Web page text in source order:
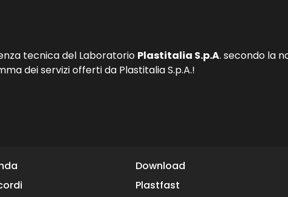
tecnica del Laboratorio Plastitalia S.p.A. secondo la
dei servizi offerti da Plastitalia S.p.A.!
Download
Plastfast